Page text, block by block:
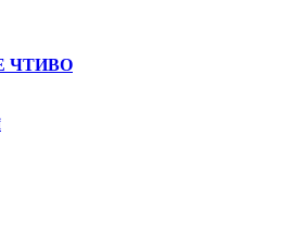
ЧТИВО